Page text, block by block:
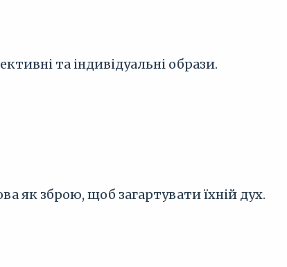
та індивідуальні образи.
як зброю, щоб загартувати їхній дух.